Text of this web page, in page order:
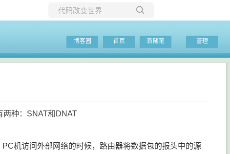
当前博客
博客园 首页 新随笔 管理
两种：SNAT和DNAT
机访问外部网络的时候，路由器将数据包的报头中的源